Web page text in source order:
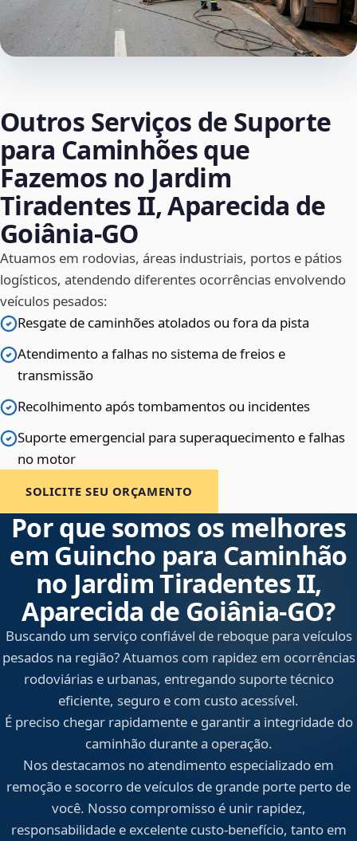
Outros Serviços de Suporte
para Caminhões que
Fazemos no Jardim
Tiradentes II, Aparecida de
Goiânia‑GO
Atuamos em rodovias, áreas industriais, portos e pátios
logísticos, atendendo diferentes ocorrências envolvendo
veículos pesados:
Resgate de caminhões atolados ou fora da pista
Atendimento a falhas no sistema de freios e
transmissão
Recolhimento após tombamentos ou incidentes
Suporte emergencial para superaquecimento e falhas
no motor
SOLICITE SEU ORÇAMENTO
Por que somos os melhores
em Guincho para Caminhão
no Jardim Tiradentes II,
Aparecida de Goiânia‑GO?
Buscando um serviço confiável de reboque para veículos
pesados na região? Atuamos com rapidez em ocorrências
rodoviárias e urbanas, entregando suporte técnico
eficiente, seguro e com custo acessível.
É preciso chegar rapidamente e garantir a integridade do
caminhão durante a operação.
Nos destacamos no atendimento especializado em
remoção e socorro de veículos de grande porte perto de
você. Nosso compromisso é unir rapidez,
responsabilidade e excelente custo-benefício, tanto em